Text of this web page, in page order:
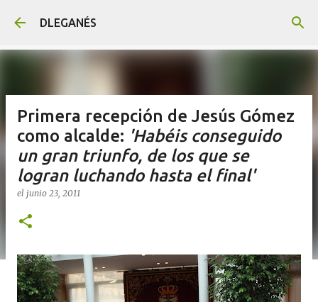
DLEGANÉS
Primera recepción de Jesús Gómez
como alcalde: 'Habéis conseguido
un gran triunfo, de los que se
logran luchando hasta el final'
el junio 23, 2011